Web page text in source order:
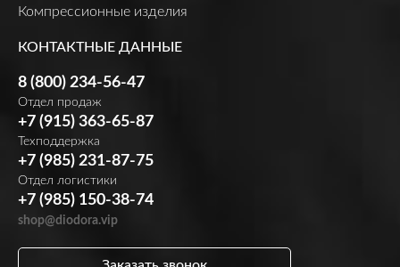
Компрессионные изделия
КОНТАКТНЫЕ ДАННЫЕ
8 (800) 234-56-47
Отдел продаж
+7 (915) 363-65-87
Техподдержка
+7 (985) 231-87-75
Отдел логистики
+7 (985) 150-38-74
shop@diodora.vip